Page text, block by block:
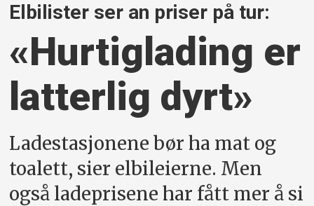
Elbilister ser an priser på tur:
«Hurtig­lading er
latterlig dyrt»
Ladestasjonene bør ha mat og
toalett, sier elbileierne. Men
også ladeprisene har fått mer å si